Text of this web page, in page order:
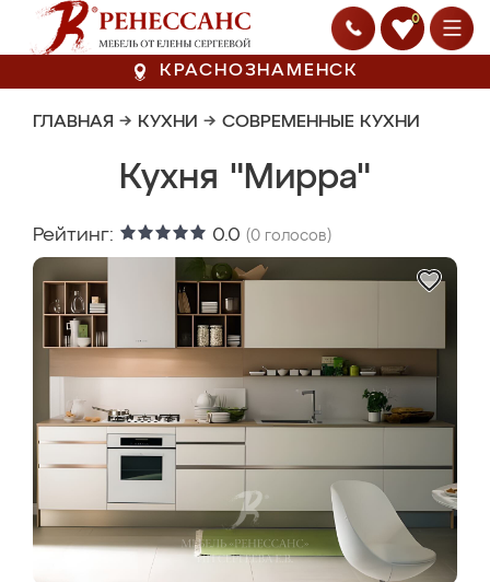
0
КРАСНОЗНАМЕНСК
ГЛАВНАЯ → КУХНИ → СОВРЕМЕННЫЕ КУХНИ
Кухня "Мирра"
Рейтинг: 0.0 (0 голосов)